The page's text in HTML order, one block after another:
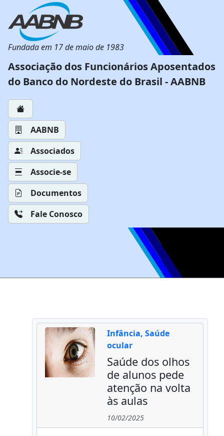
Fundada em 17 de maio de 1983
Associação dos Funcionários Aposentados
do Banco do Nordeste do Brasil - AABNB
AABNB
Associados
Associe-se
Documentos
Fale Conosco
Infância, Saúde
ocular
Saúde dos olhos
de alunos pede
atenção na volta
às aulas
10/02/2025